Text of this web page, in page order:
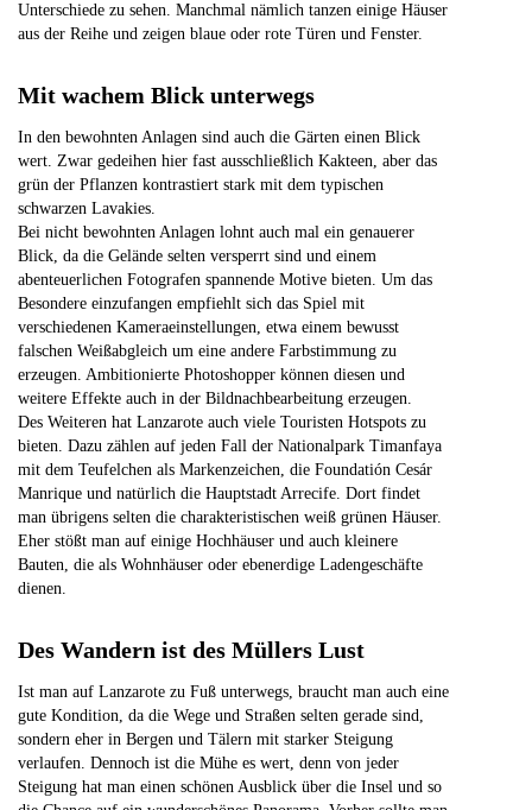
Unterschiede zu sehen. Manchmal nämlich tanzen einige Häuser
aus der Reihe und zeigen blaue oder rote Türen und Fenster.
Mit wachem Blick unterwegs
In den bewohnten Anlagen sind auch die Gärten einen Blick
wert. Zwar gedeihen hier fast ausschließlich Kakteen, aber das
grün der Pflanzen kontrastiert stark mit dem typischen
schwarzen Lavakies.
Bei nicht bewohnten Anlagen lohnt auch mal ein genauerer
Blick, da die Gelände selten versperrt sind und einem
abenteuerlichen Fotografen spannende Motive bieten. Um das
Besondere einzufangen empfiehlt sich das Spiel mit
verschiedenen Kameraeinstellungen, etwa einem bewusst
falschen Weißabgleich um eine andere Farbstimmung zu
erzeugen. Ambitionierte Photoshopper können diesen und
weitere Effekte auch in der Bildnachbearbeitung erzeugen.
Des Weiteren hat Lanzarote auch viele Touristen Hotspots zu
bieten. Dazu zählen auf jeden Fall der Nationalpark Timanfaya
mit dem Teufelchen als Markenzeichen, die Foundatión Cesár
Manrique und natürlich die Hauptstadt Arrecife. Dort findet
man übrigens selten die charakteristischen weiß grünen Häuser.
Eher stößt man auf einige Hochhäuser und auch kleinere
Bauten, die als Wohnhäuser oder ebenerdige Ladengeschäfte
dienen.
Des Wandern ist des Müllers Lust
Ist man auf Lanzarote zu Fuß unterwegs, braucht man auch eine
gute Kondition, da die Wege und Straßen selten gerade sind,
sondern eher in Bergen und Tälern mit starker Steigung
verlaufen. Dennoch ist die Mühe es wert, denn von jeder
Steigung hat man einen schönen Ausblick über die Insel und so